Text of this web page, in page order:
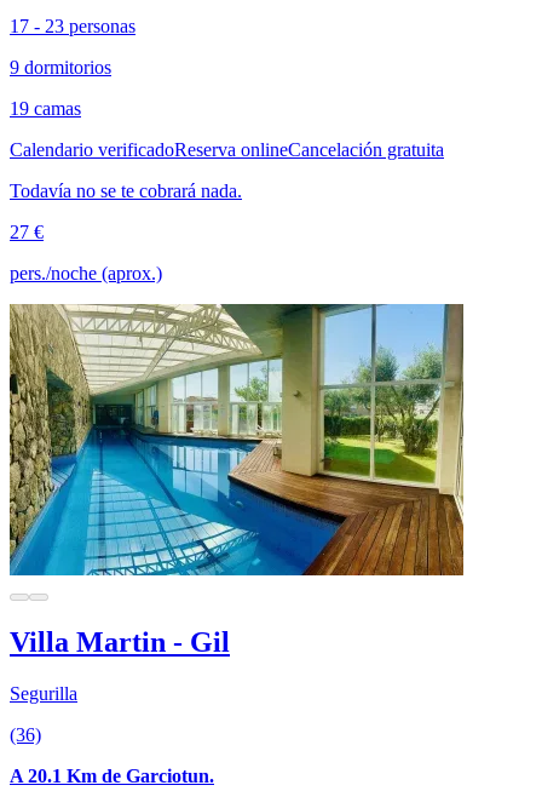
17 - 23 personas
9 dormitorios
19 camas
Calendario verificadoReserva onlineCancelación gratuita
Todavía no se te cobrará nada.
27 €
pers./noche (aprox.)
Villa Martin - Gil
Segurilla
(36)
A 20.1 Km de Garciotun.